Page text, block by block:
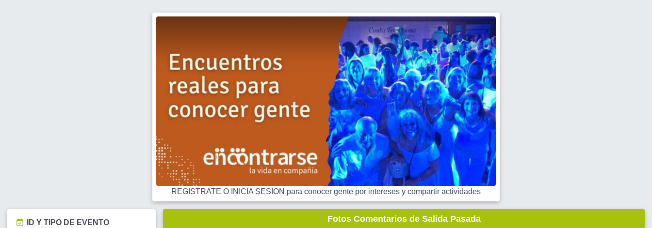
REGISTRATE O INICIA SESION para conocer gente por intereses y compartir actividades
ID Y TIPO DE EVENTO Fotos Comentarios de Salida Pasada